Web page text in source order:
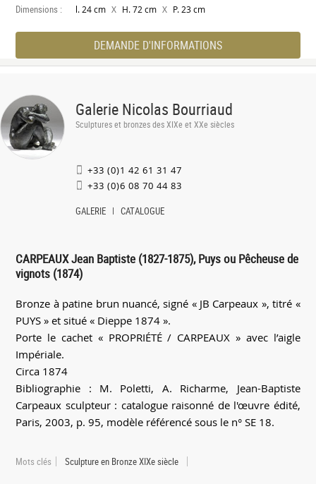
Dimensions : l. 24 cm X H. 72 cm X P. 23 cm
DEMANDE D'INFORMATIONS
Galerie Nicolas Bourriaud
Sculptures et bronzes des XIXe et XXe siècles
+33 (0)1 42 61 31 47
+33 (0)6 08 70 44 83
GALERIE CATALOGUE
CARPEAUX Jean Baptiste (1827-1875), Puys ou Pêcheuse de
vignots (1874)
Bronze à patine brun nuancé, signé « JB Carpeaux », titré «
PUYS » et situé « Dieppe 1874 ».
Porte le cachet « PROPRIÉTÉ / CARPEAUX » avec l’aigle
Impériale.
Circa 1874
Bibliographie : M. Poletti, A. Richarme, Jean-Baptiste
Carpeaux sculpteur : catalogue raisonné de l'œuvre édité,
Paris, 2003, p. 95, modèle référencé sous le n° SE 18.
Mots clés Sculpture en Bronze XIXe siècle